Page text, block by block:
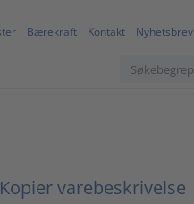
Bærekraft Kontakt Nyhetsbrev
Kopier varebeskrivelse